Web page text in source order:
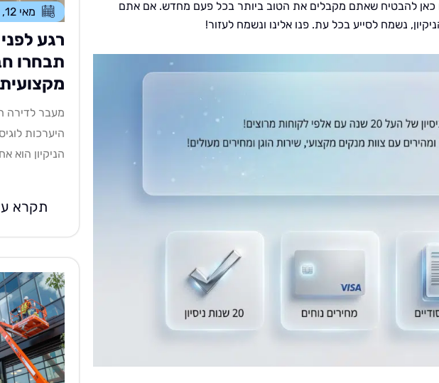
כאן להבטיח שאתם מקבלים את הטוב ביותר בכל פעם מחדש. אם אתם
נשמח לסייע בכל עת. פנו אלינו ונשמח לעזור!
מאי 12, 2026
רגע
תבחרו
מקצועית
מעבר לדירה
היערכות
הניקיון הוא
תקרא